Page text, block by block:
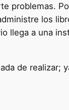
problemas.
los
llega a una
de